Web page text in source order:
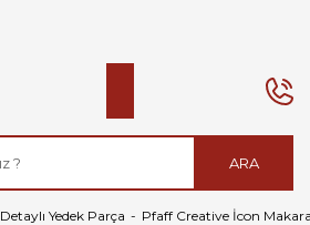
ARA
Detaylı Yedek Parça Pfaff Creative İcon